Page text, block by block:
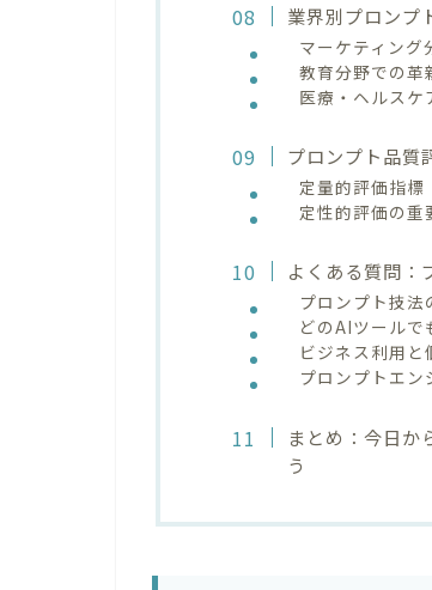
業界別プロンプ
マーケティング
教育分野での革
医療・ヘルスケ
プロンプト品質
定量的評価指標
定性的評価の重
よくある質問：
プロンプト技法
どのAIツールで
ビジネス利用と
プロンプトエン
まとめ：今日か
う